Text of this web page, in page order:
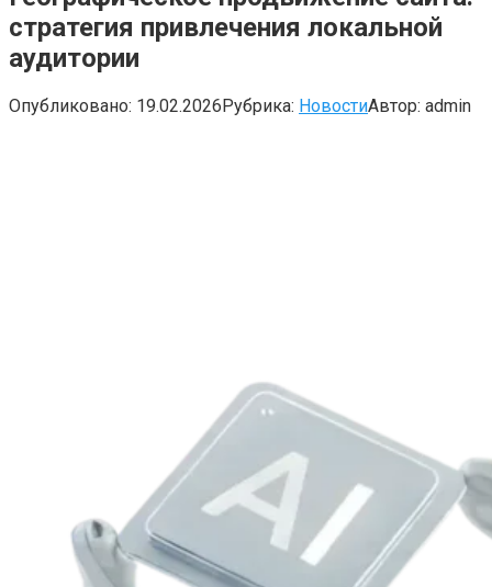
стратегия привлечения локальной
аудитории
Опубликовано: 19.02.2026Рубрика: НовостиАвтор: admin